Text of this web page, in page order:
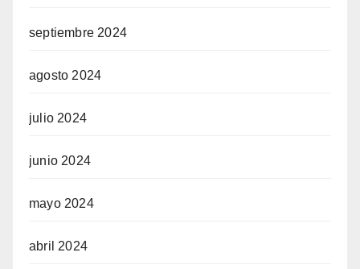
septiembre 2024
agosto 2024
julio 2024
junio 2024
mayo 2024
abril 2024